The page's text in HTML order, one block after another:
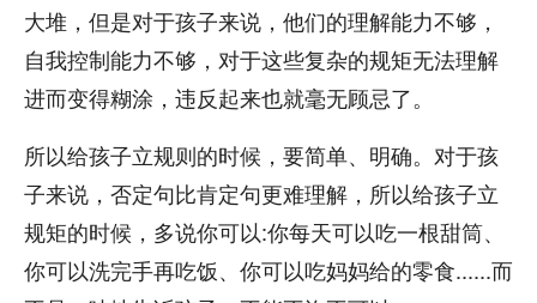
大堆，但是对于孩子来说，他们的理解能力不够，
自我控制能力不够，对于这些复杂的规矩无法理解
进而变得糊涂，违反起来也就毫无顾忌了。
所以给孩子立规则的时候，要简单、明确。对于孩
子来说，否定句比肯定句更难理解，所以给孩子立
规矩的时候，多说你可以:你每天可以吃一根甜筒、
你可以洗完手再吃饭、你可以吃妈妈给的零食......而